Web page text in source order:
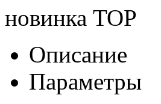
новинка TOP
Описание
Параметры